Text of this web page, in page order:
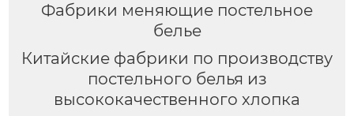
Фабрики меняющие постельное
белье
Китайские фабрики по производству
постельного белья из
высококачественного хлопка